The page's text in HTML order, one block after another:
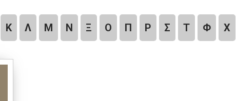
Κ Λ Μ Ν Ξ Ο Π Ρ Σ Τ Φ Χ